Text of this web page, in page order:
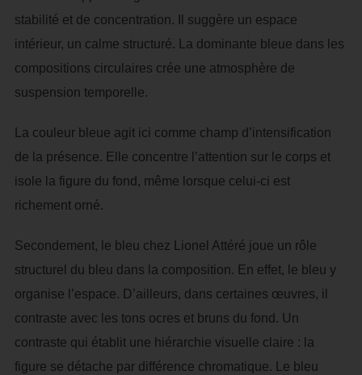
stabilité et de concentration. Il suggère un espace
intérieur, un calme structuré. La dominante bleue dans les
compositions circulaires crée une atmosphère de
suspension temporelle.
La couleur bleue agit ici comme champ d’intensification
de la présence. Elle concentre l’attention sur le corps et
isole la figure du fond, même lorsque celui-ci est
richement orné.
Secondement, le bleu chez Lionel Attéré joue un rôle
structurel du bleu dans la composition. En effet, le bleu y
organise l’espace. D’ailleurs, dans certaines œuvres, il
contraste avec les tons ocres et bruns du fond. Un
contraste qui établit une hiérarchie visuelle claire : la
figure se détache par différence chromatique. Le bleu